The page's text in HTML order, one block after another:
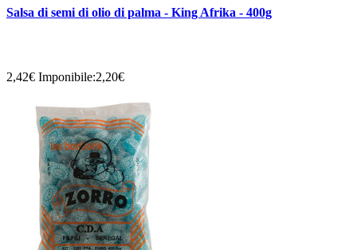
Salsa di semi di olio di palma - King Afrika - 400g
2,42€ Imponibile:2,20€